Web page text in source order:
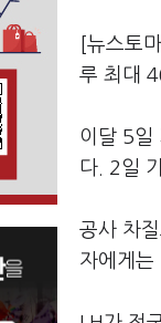
[뉴스토
루 최대
이달 5일
다. 2일
공사 차
자에게는